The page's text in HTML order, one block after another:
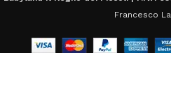
Francesco